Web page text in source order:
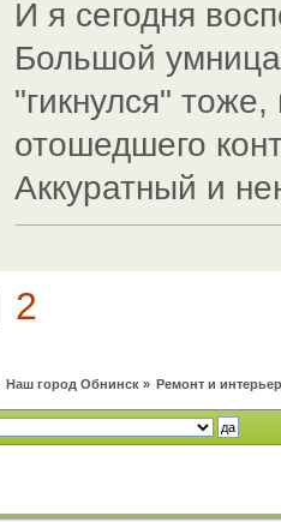
И я сегодня
Большой
"гикнулся"
отошедшего
Аккуратный и
2
Наш город Обнинск» Ремонт и интерьер